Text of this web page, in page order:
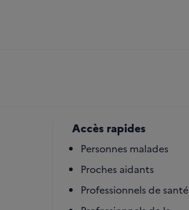
Accès rapides
Personnes malades
Proches aidants
Professionnels de santé